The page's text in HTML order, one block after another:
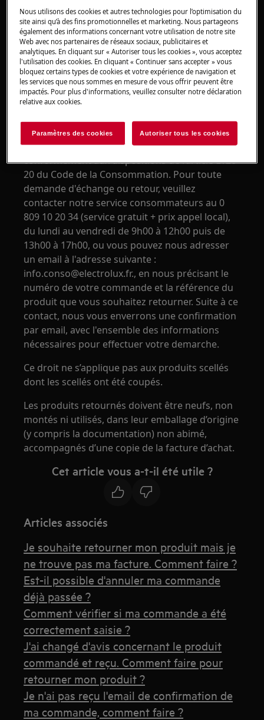
à la couleur du produit commandé, comment
faire pour changer mon produit ?
Solution
Si vous constatez au moment de la livraison que
le produit livré ne correspond pas à votre
commande, ou que la couleur n'est celle choisie
lors du passage de votre commande, vous
pouvez retourner, le produit, sous les 14 jours, à
compter de la réception de votre commande,
conformément aux dispositions de l’article L120-
20 du Code de la Consommation. Pour toute
demande d'échange ou retour, veuillez
contacter notre service consommateurs au 0
809 10 20 34 (service gratuit + prix appel local),
du lundi au vendredi de 9h00 à 12h00 puis de
13h00 à 17h00, ou vous pouvez nous adresser
un email à l'adresse suivante :
info.conso@electrolux.fr., en nous précisant le
numéro de votre commande et la référence du
produit que vous souhaitez retourner. Suite à ce
contact, nous vous enverrons une confirmation
par email, avec l'ensemble des informations
nécessaires pour effectuer votre demarche.
Ce droit ne s’applique pas aux produits scellés
dont les scellés ont été coupés.
Les produits retournés doivent être neufs, non
montés ni utilisés, dans leur emballage d’origine
(y compris la documentation) non abimé,
accompagnés d’une copie de la facture d’achat.
Cet article vous a-t-il été utile ?
Articles associés
Je souhaite retourner mon produit mais je
ne trouve pas ma facture. Comment faire ?
Est-il possible d'annuler ma commande
déjà passée ?
Comment vérifier si ma commande a été
correctement saisie ?
J'ai changé d'avis concernant le produit
commandé et reçu. Comment faire pour
retourner mon produit ?
Je n'ai pas reçu l'email de confirmation de
ma commande, comment faire ?
Nous utilisons des cookies et autres technologies pour l’optimisation du
site ainsi qu’à des fins promotionnelles et marketing. Nous partageons
également des informations concernant votre utilisation de notre site
Web avec nos partenaires de réseaux sociaux, publicitaires et
analytiques. En cliquant sur « Autoriser tous les cookies », vous acceptez
l'utilisation des cookies. En cliquant « Continuer sans accepter » vous
bloquez certains types de cookies et votre expérience de navigation et
les services que nous sommes en mesure de vous offrir peuvent être
impactés. Pour plus d'informations, veuillez consulter notre déclaration
relative aux cookies.
Paramètres des cookies Autoriser tous les cookies